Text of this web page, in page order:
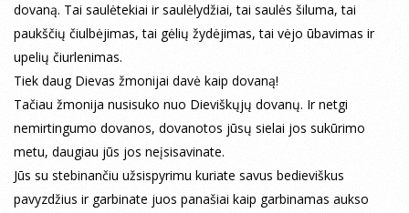
dovaną. Tai saulėtekiai ir saulėlydžiai, tai saulės šiluma, tai
paukščių čiulbėjimas, tai gėlių žydėjimas, tai vėjo ūbavimas ir
upelių čiurlenimas.
Tiek daug Dievas žmonijai davė kaip dovaną!
Tačiau žmonija nusisuko nuo Dieviškųjų dovanų. Ir netgi
nemirtingumo dovanos, dovanotos jūsų sielai jos sukūrimo
metu, daugiau jūs jos neįsisavinate.
Jūs su stebinančiu užsispyrimu kuriate savus bedieviškus
pavyzdžius ir garbinate juos panašiai kaip garbinamas aukso